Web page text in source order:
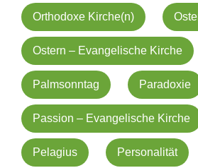
Orthodoxe Kirche(n)
Ostern – Evangelische Kirche
Palmsonntag Paradoxie
Passion – Evangelische Kirche
Pelagius Personalität